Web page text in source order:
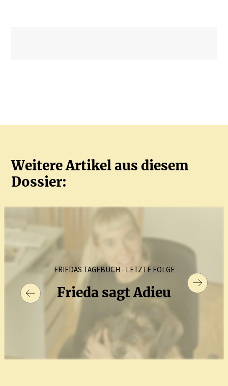
Weitere Artikel aus diesem
Dossier:
FRIEDAS TAGEBUCH - LETZTE FOLGE
Frieda sagt Adieu